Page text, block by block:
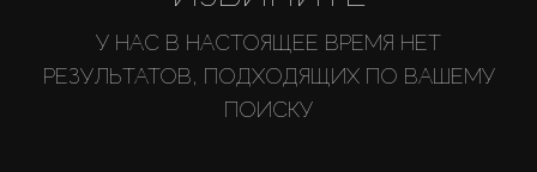
У НАС В НАСТОЯЩЕЕ ВРЕМЯ НЕТ
РЕЗУЛЬТАТОВ, ПОДХОДЯЩИХ ПО ВАШЕМУ
ПОИСКУ